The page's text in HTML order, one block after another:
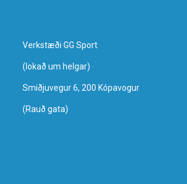
Verkstæði GG Sport
​(lokað um helgar)
Smiðjuvegur 6, 200 Kópavogur
(Rauð gata)